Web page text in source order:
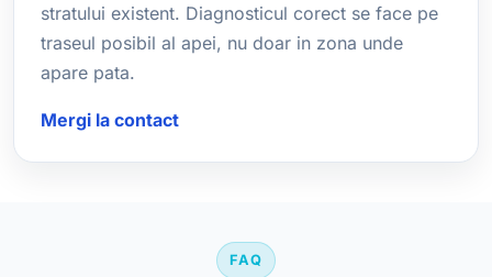
stratului existent. Diagnosticul corect se face pe
traseul posibil al apei, nu doar in zona unde
apare pata.
Mergi la contact
FAQ